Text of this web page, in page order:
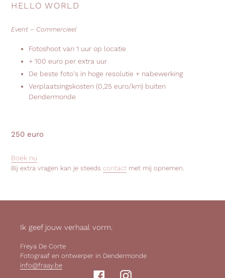
HELLO WORLD
Event – Commercieel
Fotoshoot van 1 uur op locatie
+ 100 euro per extra uur
De beste foto's in hoge resolutie + nabewerking
Verplaatsingskosten (0,25 euro/km) buiten
Dendermonde
250 euro
Boek nu
Bij extra vragen kan je steeds contact met mij opnemen.
Ik geef jouw verhaal vorm.
Freya De Corte
Fotograaf en ontwerper in Dendermonde
info@fraay.be
FacebookInstagram